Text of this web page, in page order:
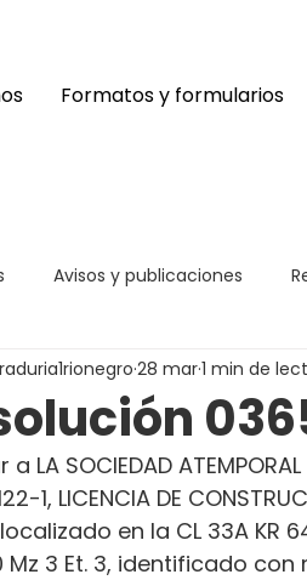
Formatos y formularios
Avisos y publicaciones
28 mar1 min de
LA SOCIEDAD
1, LICENCIA DE
en la CL 33A KR
Mz 3 Et. 3, identificado